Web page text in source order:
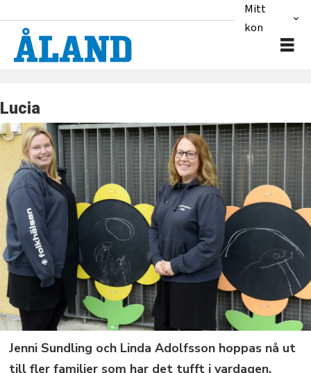
Mitt
konto
Lucia
Jenni Sundling och Linda Adolfsson hoppas nå ut
till fler familjer som har det tufft i vardagen.